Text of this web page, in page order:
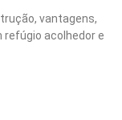
vantagens,
refúgio acolhedor e